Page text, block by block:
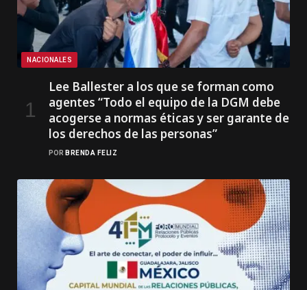
NACIONALES
Lee Ballester a los que se forman como
agentes “Todo el equipo de la DGM debe
acogerse a normas éticas y ser garante de
los derechos de las personas”
POR BRENDA FELIZ